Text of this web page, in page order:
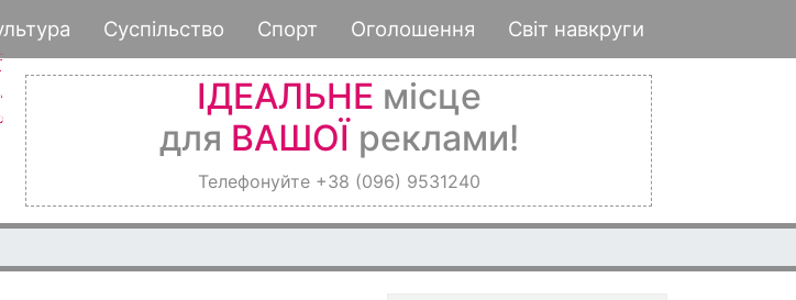
до
основного
Суспільство Спорт Оголошення Світ навкруги
ІДЕАЛЬНЕ місце
для ВАШОЇ реклами!
Телефонуйте +38 (096) 9531240